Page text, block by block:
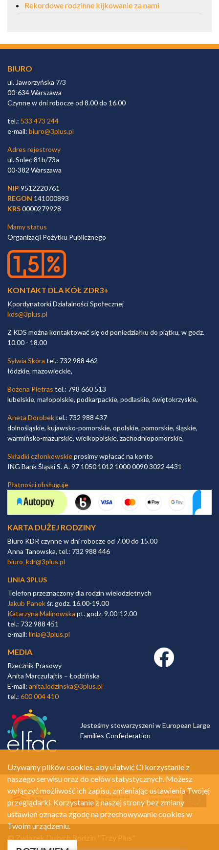
Rekordowe rodzinne kijkowanie za nami
BIURO
ul. Jaworzyńska 7/3
00-634 Warszawa
Czynne w dni robocze od 8.00 do 16.00
tel.: 533 473 244
e-mail: biuro@3plus.pl
Adres rejestrowy
ul. Solec 81b/73a
00-382 Warszawa
NIP 9512220761
REGON 141000893
KRS0000279928
Mamy status
Organizacji Pożytku Publicznego
KONTAKT DLA KÓŁ ZDR3+
Koordynatorki Działalności Społecznej
kds@3plus.pl
Z KDS można kontaktować się od poniedziałku do piątku, w godz.
10.00 - 18.00
Sylwia Skóra tel.: 732 988 462
łódzkie, mazowieckie,
Bożena Pietras tel.: 798 660 513
lubelskie, małopolskie, podkarpackie, podlaskie, świętokrzyskie,
Aneta Dorobektel.: 732 988 437
dolnośląskie, kujawsko-pomorskie, opolskie, pomorskie, śląskie,
warmińsko-mazurskie, wielkopolskie, zachodniopomorskie,
Składki członkowskieprosimy wpłacać na konto
ING Bank Śląski S. A. 97 1050 1012 1000 0090 3022 4431
Płatności obsługuje
KARTA DUŻEJ RODZINY
Biuro KDR czynne w dni robocze od 7.00 do 15.00
Anna Tanowska, tel.: 732 988 446
biuro_kdr@3plus.pl
LINIA 3PLUS
Telefon przeznaczony dla rodzin wielodzietnych
Jakub Panekśr. godz. 16.00-19.00
Katarzyna Malinowska pt. godz. 9.00-12.00
tel.: 732 988 451
e-mail: linia@3plus.pl
MEDIA
Rzecznik Prasowy
Anita Marczułajtis – Łodzińska
E-mail: anita.lodzinska@3plus.pl
tel.: 600 004 410
Facebook link
Jesteśmy stowarzyszeni w European Large
Families Confederation
Używamy plików cookies, aby ułatwić Ci korzystanie z
naszego serwisu oraz do celów statystycznych. Możesz
wyłączyć możliwość ich zapisu, zmieniając ustawienia Twojej
przeglądarki. Korzystanie z naszej strony bez zmiany
ustawień oznacza zgodę na przechowywanie cookies w
Twoim urządzeniu.